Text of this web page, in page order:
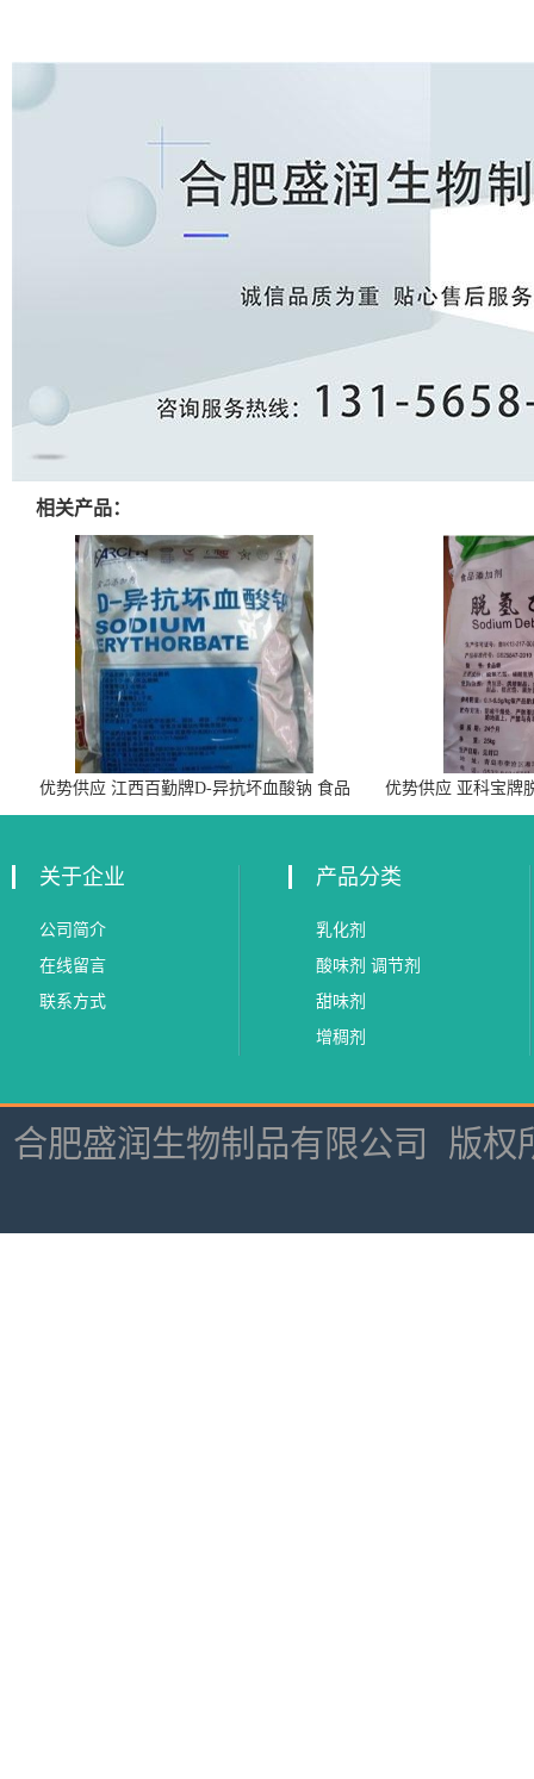
相关产品：
优势供应 江西百勤牌D-异抗坏血酸钠 食品
级抗氧化剂
优势供应 亚科宝牌
关于企业
公司简介
在线留言
联系方式
产品分类
乳化剂
酸味剂 调节剂
甜味剂
增稠剂
合肥盛润生物制品有限公司 版权